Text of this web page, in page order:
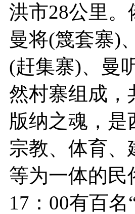
洪市28公里
曼将(篾套寨)
(赶集寨)、曼
然村寨组成，
版纳之魂，
宗教、体育、
等为一体的
17：00有百